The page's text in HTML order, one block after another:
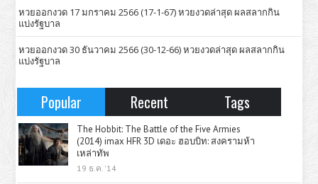
หวยออกงวด 17 มกราคม 2566 (17-1-67) หวยงวดล่าสุด ผลสลากกิน
แบ่งรัฐบาล
หวยออกงวด 30 ธันวาคม 2566 (30-12-66) หวยงวดล่าสุด ผลสลากกิน
แบ่งรัฐบาล
Popular Recent Tags
The Hobbit: The Battle of the Five Armies
(2014) imax HFR 3D เดอะ ฮอบบิท: สงครามห้า
เหล่าทัพ
19 ธ.ค. '14